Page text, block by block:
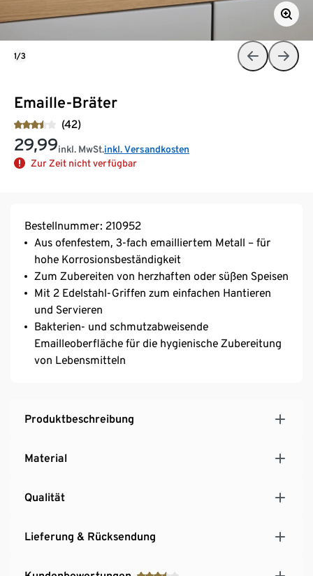
Emaille-Bräter
(42)
29,99inkl. MwSt.inkl. Versandkosten
Zur Zeit nicht verfügbar
1/3
Bestellnummer: 210952
Aus ofenfestem, 3-fach emailliertem Metall – für
hohe Korrosionsbeständigkeit
Zum Zubereiten von herzhaften oder süßen Speisen
Mit 2 Edelstahl-Griffen zum einfachen Hantieren
und Servieren
Bakterien- und schmutzabweisende
Emailleoberfläche für die hygienische Zubereitung
von Lebensmitteln
Produktbeschreibung
Material
Qualität
Lieferung & Rücksendung